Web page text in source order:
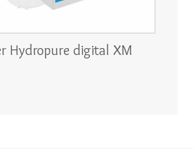
Hydropure digital XM